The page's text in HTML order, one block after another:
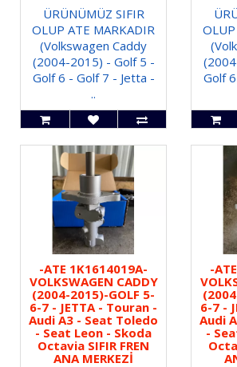
ÜRÜNÜMÜZ SIFIR
OLUP ATE MARKADIR
(Volkswagen Caddy
(2004-2015) - Golf 5 -
Golf 6 - Golf 7 - Jetta -
..
Golf
-ATE 1K1614019A-
VOLKSWAGEN CADDY
(2004-2015)-GOLF 5-
6-7 - JETTA - Touran -
Audi A3 - Seat Toledo
- Seat Leon - Skoda
Octavia SIFIR FREN
ANA MERKEZİ
-
6-7 -
Audi
-